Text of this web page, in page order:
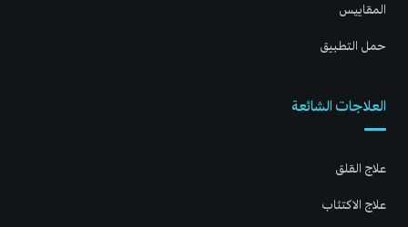
المقاييس
حمل التطبيق
العلاجات الشائعة
علاج القلق
علاج الاكتئاب